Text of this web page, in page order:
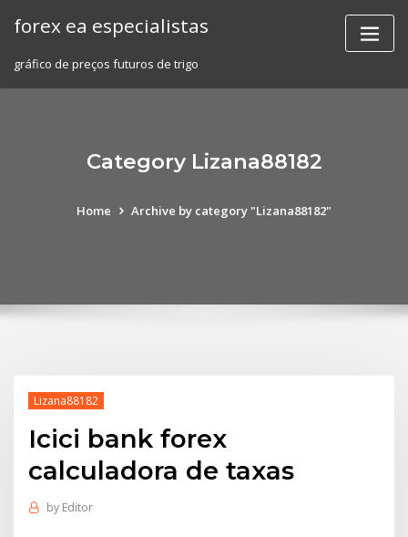
forex ea especialistas
gráfico de preços futuros de trigo
Category Lizana88182
Home Archive by category "Lizana88182"
Lizana88182
Icici bank forex
calculadora de taxas
by Editor